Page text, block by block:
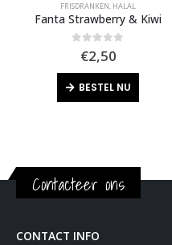
FRISDRANKEN, HALAL
Fanta Strawberry & Kiwi
out of 5
€2,50
BESTEL NU
Contacteer ons
CONTACT INFO